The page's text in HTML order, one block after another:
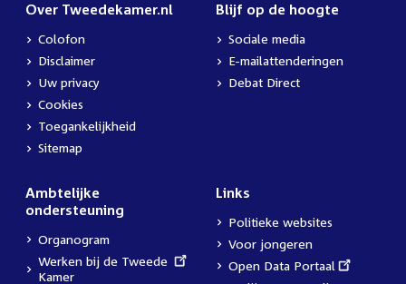
Over Tweedekamer.nl
Colofon
Disclaimer
Uw privacy
Cookies
Toegankelijkheid
Sitemap
Blijf op de hoogte
Sociale media
E-mailattenderingen
Debat Direct
Ambtelijke
ondersteuning
Organogram
External
link:
Werken bij de Tweede
Kamer
Links
Politieke websites
Voor jongeren
External
link:
Open Data Portaal